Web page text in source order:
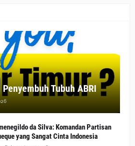
Tubuh ABRI
da Silva: Komandan Partisan
yang Sangat Cinta Indonesia